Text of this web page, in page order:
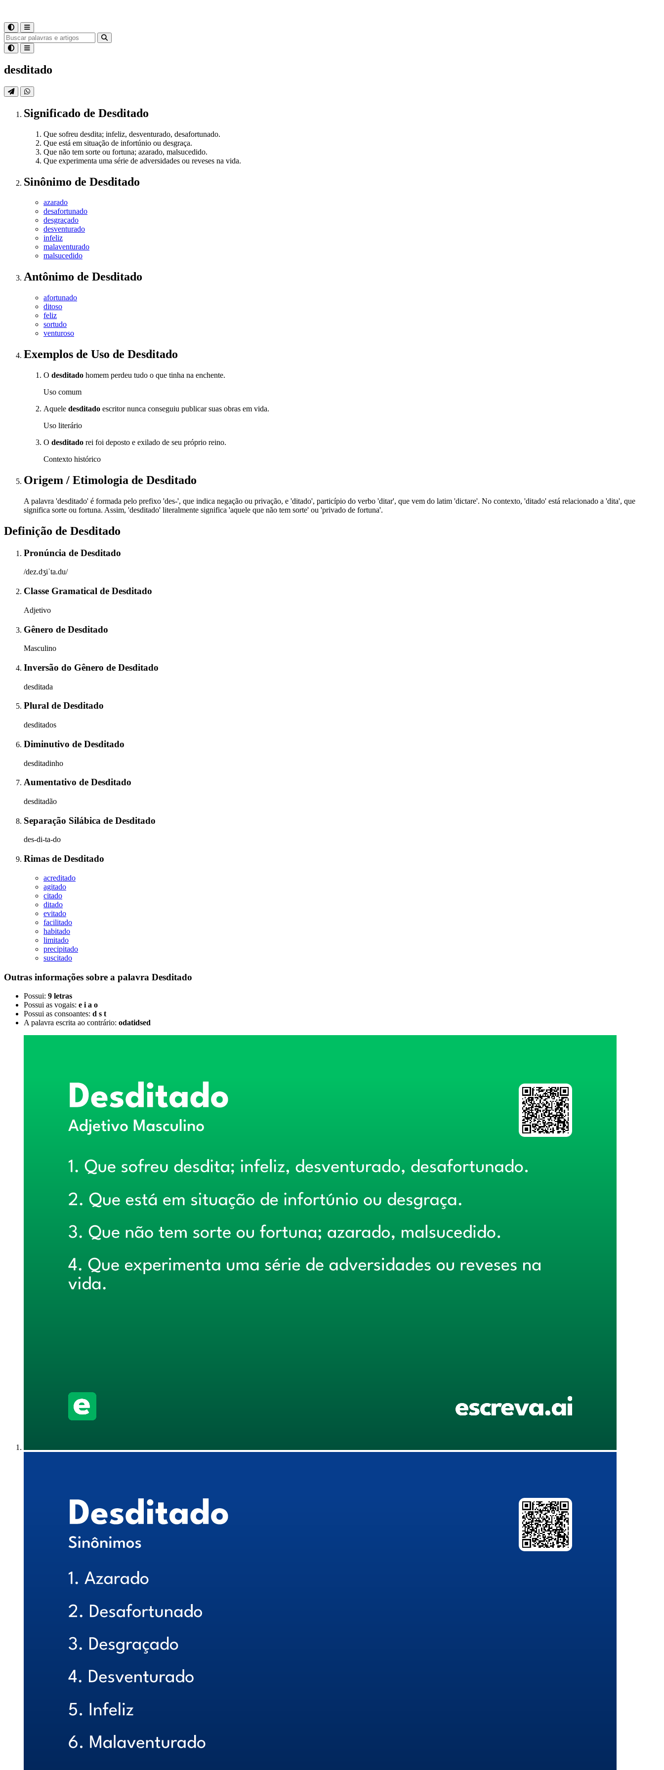
desditado
Significado de Desditado
Que sofreu desdita; infeliz, desventurado, desafortunado.
Que está em situação de infortúnio ou desgraça.
Que não tem sorte ou fortuna; azarado, malsucedido.
Que experimenta uma série de adversidades ou reveses na vida.
Sinônimo de Desditado
azarado
desafortunado
desgraçado
desventurado
infeliz
malaventurado
malsucedido
Antônimo de Desditado
afortunado
ditoso
feliz
sortudo
venturoso
Exemplos de Uso de Desditado
O desditado homem perdeu tudo o que tinha na enchente.
Uso comum
Aquele desditado escritor nunca conseguiu publicar suas obras em vida.
Uso literário
O desditado rei foi deposto e exilado de seu próprio reino.
Contexto histórico
Origem / Etimologia de Desditado
A palavra 'desditado' é formada pelo prefixo 'des-', que indica negação ou privação, e 'ditado', particípio do verbo 'ditar', que vem do latim 'dictare'. No contexto, 'ditado' está relacionado a 'dita', que
significa sorte ou fortuna. Assim, 'desditado' literalmente significa 'aquele que não tem sorte' ou 'privado de fortuna'.
Definição de Desditado
Pronúncia de Desditado
/dez.dʒiˈta.du/
Classe Gramatical de Desditado
Adjetivo
Gênero de Desditado
Masculino
Inversão do Gênero de Desditado
desditada
Plural de Desditado
desditados
Diminutivo de Desditado
desditadinho
Aumentativo de Desditado
desditadão
Separação Silábica de Desditado
des-di-ta-do
Rimas de Desditado
acreditado
agitado
citado
ditado
evitado
facilitado
habitado
limitado
precipitado
suscitado
Outras informações sobre a palavra Desditado
Possui: 9 letras
Possui as vogais: e i a o
Possui as consoantes: d s t
A palavra escrita ao contrário: odatidsed